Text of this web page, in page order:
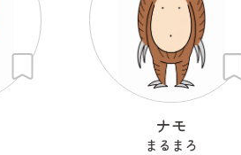
ナモ
まるまろ